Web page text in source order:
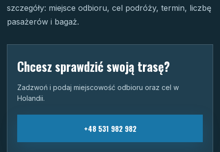
szczegóły: miejsce odbioru, cel podróży, termin, liczbę
pasażerów i bagaż.
Chcesz sprawdzić swoją trasę?
Zadzwoń i podaj miejscowość odbioru oraz cel w
Holandii.
+48 531 982 982